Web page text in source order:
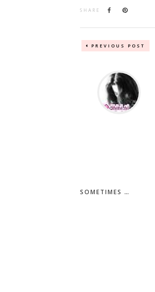
SHARE
PREVIOUS POST
SOMETIMES …